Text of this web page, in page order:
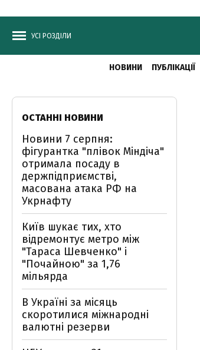
УСІ РОЗДІЛИ
НОВИНИ ПУБЛІКАЦІЇ
ОСТАННІ НОВИНИ
Новини 7 серпня:
фігурантка "плівок Міндіча"
отримала посаду в
держпідприємстві,
масована атака РФ на
Укрнафту
Київ шукає тих, хто
відремонтує метро між
"Тараса Шевченко" і
"Почайною" за 1,76
мільярда
В Україні за місяць
скоротилися міжнародні
валютні резерви